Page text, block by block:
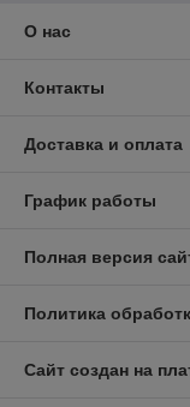
О нас
Контакты
Доставка и оплата
График работы
Полная версия
Политика
Сайт создан на